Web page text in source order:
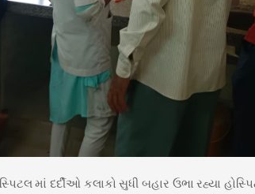
માં દર્દીઓ કલાકો સુધી બહાર ઉભા રહ્યા